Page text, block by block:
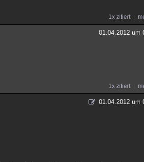
1x zitiert
01.04.2012 um
1x zitiert
01.04.2012 um